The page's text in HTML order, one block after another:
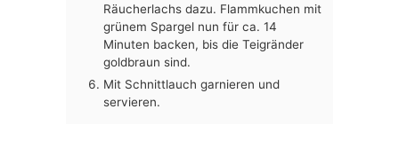
Räucherlachs dazu. Flammkuchen mit
grünem Spargel nun für ca. 14
Minuten backen, bis die Teigränder
goldbraun sind.
Mit Schnittlauch garnieren und
servieren.